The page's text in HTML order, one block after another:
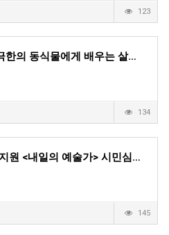
123
한의 동식물에게 배우는 살…
134
원 <내일의 예술가> 시민심…
145